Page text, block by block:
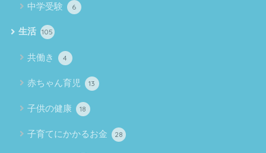
中学受験 6
生活 105
共働き 4
赤ちゃん育児 13
子供の健康 18
子育てにかかるお金 28